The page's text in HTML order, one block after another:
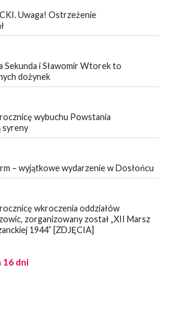
Uwaga! Ostrzeżenie
Sekunda i Sławomir Wtorek to
dożynek
wybuchu Powstania
syreny
– wyjątkowe wydarzenie w Dosłońcu
wkroczenia oddziałów
zorganizowany został „XII Marsz
1944” [ZDJĘCIA]
uszkodzone słupy enegeryczne.
16 dni